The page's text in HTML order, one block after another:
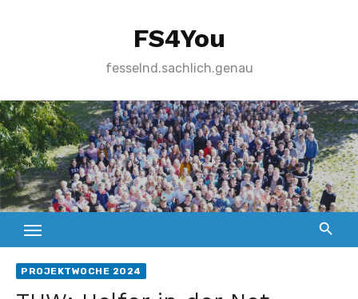
FS4You
fesselnd.sachlich.genau
PROJEKTWOCHE 2024